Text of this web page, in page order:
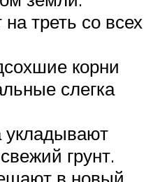
треть со всех
корни
слегка
укладывают
грунт.